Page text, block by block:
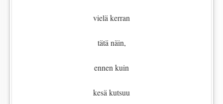
vielä kerran
tätä näin,
ennen kuin
kesä kutsuu